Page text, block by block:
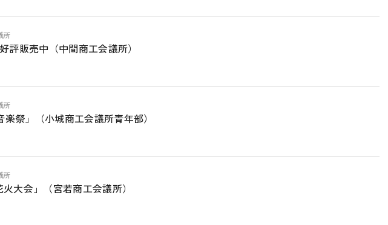
所
評販売中（中間商工会議所）
所
祭」（小城商工会議所青年部）
所
大会」（宮若商工会議所）